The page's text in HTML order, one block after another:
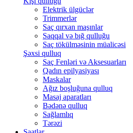
Elektrik ülgüclər
Trimmerlər
Saç qırxan maşınlar
Saqqal və bığ qulluğu
Saç tökülməsinin müalicəsi
Şəxsi qulluq
Saç Fenləri və Aksesuarları
Qadın epilyasiyası
Maskalar
Ağız boşluğuna qulluq
Masaj aparatları
Bədənə qulluq
Sağlamlıq
Tərəzi